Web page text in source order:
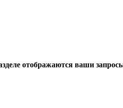
отображаются ваши